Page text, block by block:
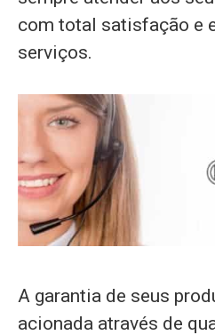
com total satisfação e
serviços.
A garantia de seus
acionada através de